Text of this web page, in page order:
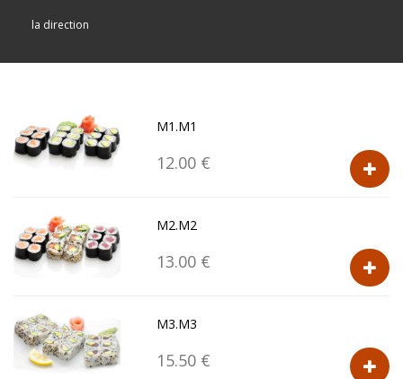
la direction
M1.M1
12.00 €
M2.M2
13.00 €
M3.M3
15.50 €